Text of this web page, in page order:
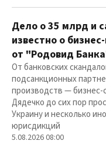
Дело о 35 млрд и
известно о
от "Родовид
От банковских
подсанкционных
производств — бизнес-
Дядечко до сих пор
Украину и несколько
юрисдикций
5.08.2026 08:00